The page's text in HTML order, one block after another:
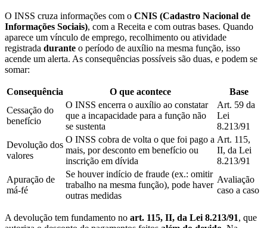
O INSS cruza informações com o CNIS (Cadastro Nacional de
Informações Sociais), com a Receita e com outras bases. Quando
aparece um vínculo de emprego, recolhimento ou atividade
registrada durante o período de auxílio na mesma função, isso
acende um alerta. As consequências possíveis são duas, e podem se
somar:
Consequência O que acontece
Base
Cessação do
benefício
O INSS encerra o auxílio ao constatar
que a incapacidade para a função não
se sustenta
Art. 59 da
Lei
8.213/91
Devolução dos
valores
O INSS cobra de volta o que foi pago a
mais, por desconto em benefício ou
inscrição em dívida
Art. 115,
II, da Lei
8.213/91
Apuração de
má-fé
Se houver indício de fraude (ex.: omitir
trabalho na mesma função), pode haver
outras medidas
Avaliação
caso a caso
A devolução tem fundamento no art. 115, II, da Lei 8.213/91, que